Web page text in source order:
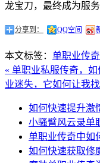
龙宝刀，最终成为服
分享到： QQ空间
本文标签： 单职业传奇
« 单职业私服传奇，
业迷失，它如何让我
如何快速提升激
小骚臂风云录单
单职业传奇中如
如何快速获取修